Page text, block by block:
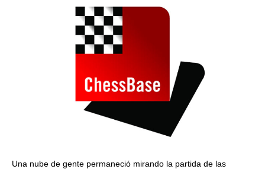
Una nube de gente permaneció mirando la partida de las